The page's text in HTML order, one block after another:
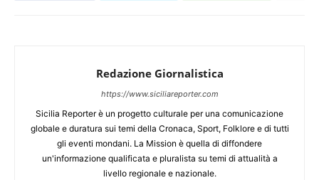
Redazione Giornalistica
https://www.siciliareporter.com
Sicilia Reporter è un progetto culturale per una comunicazione
globale e duratura sui temi della Cronaca, Sport, Folklore e di tutti
gli eventi mondani. La Mission è quella di diffondere
un'informazione qualificata e pluralista su temi di attualità a
livello regionale e nazionale.